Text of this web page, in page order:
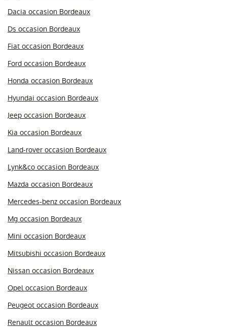
Dacia occasion Bordeaux
Ds occasion Bordeaux
Fiat occasion Bordeaux
Ford occasion Bordeaux
Honda occasion Bordeaux
Hyundai occasion Bordeaux
Jeep occasion Bordeaux
Kia occasion Bordeaux
Land-rover occasion Bordeaux
Lynk&co occasion Bordeaux
Mazda occasion Bordeaux
Mercedes-benz occasion Bordeaux
Mg occasion Bordeaux
Mini occasion Bordeaux
Mitsubishi occasion Bordeaux
Nissan occasion Bordeaux
Opel occasion Bordeaux
Peugeot occasion Bordeaux
Renault occasion Bordeaux